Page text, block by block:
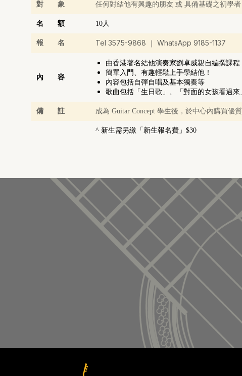
對 象 任何對結他有興趣的朋友 或 具備基礎之初學者
名 額 10人
報 名 Tel 3575-9868 ｜ WhatsApp 9185-1137
內 容
由香港著名結他演奏家劉卓威親自編撰課程
簡單入門、有趣輕鬆上手學結他！
內容包括自彈自唱及基本獨奏等
歌曲包括「生日歌」、「對面的女孩看過
備 註 成為 Guitar Concept 學生後，於中心內購買
^ 新生需另繳「新生報名費」$30